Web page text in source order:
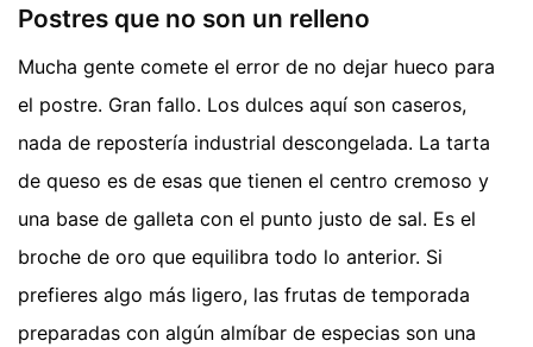
Postres que no son un relleno
Mucha gente comete el error de no dejar hueco para
el postre. Gran fallo. Los dulces aquí son caseros,
nada de repostería industrial descongelada. La tarta
de queso es de esas que tienen el centro cremoso y
una base de galleta con el punto justo de sal. Es el
broche de oro que equilibra todo lo anterior. Si
prefieres algo más ligero, las frutas de temporada
preparadas con algún almíbar de especias son una